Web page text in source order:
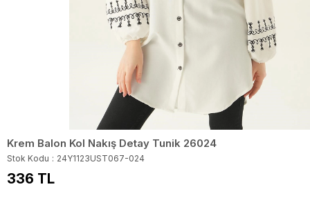
Krem Balon Kol Nakış Detay Tunik 26024
Stok Kodu 24Y1123UST067-024
336 TL